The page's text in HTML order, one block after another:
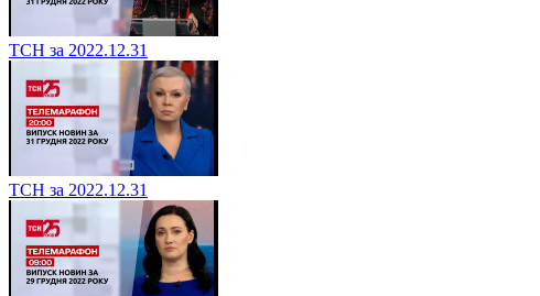
ТСН за 2022.12.31
ТСН за 2022.12.31